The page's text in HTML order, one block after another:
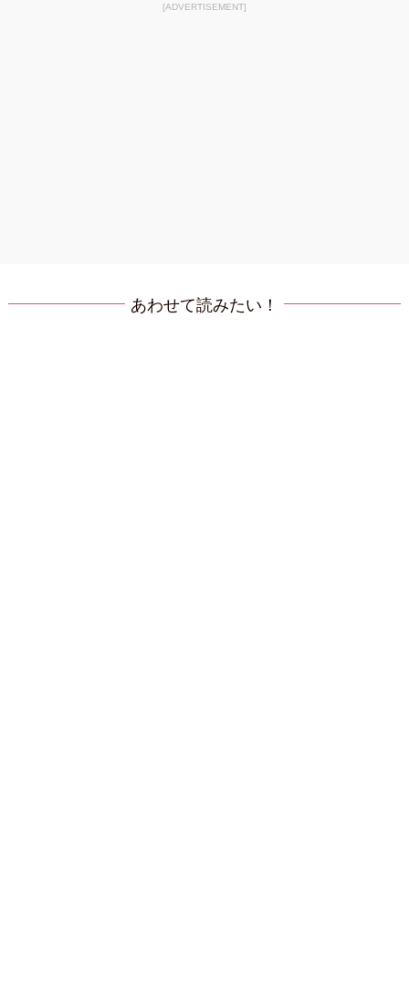
[ADVERTISEMENT]
あわせて読みたい！